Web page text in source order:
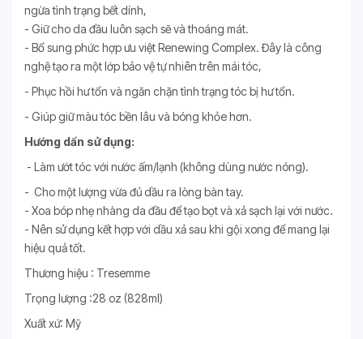
ngừa tình trạng bết dính,
- Giữ cho da đầu luôn sạch sẽ và thoáng mát.
- Bổ sung phức hợp ưu việt Renewing Complex. Đây là công
nghệ tạo ra một lớp bảo vệ tự nhiên trên mái tóc,
- Phục hồi hư tổn và ngăn chặn tình trạng tóc bị hư tổn.
- Giúp giữ màu tóc bền lâu và bóng khỏe hơn.
Hướng dẩn sử dụng:
- Làm ướt tóc với nước ấm/lạnh (không dùng nước nóng).
- Cho một lượng vừa đủ dầu ra lòng bàn tay.
- Xoa bóp nhẹ nhàng da đầu để tạo bọt và xả sạch lại với nước.
- Nên sử dụng kết hợp với dầu xả sau khi gội xong để mang lại
hiệu quả tốt.
Thương hiệu : Tresemme
Trọng lượng :28 oz (828ml)
Xuất xứ: Mỹ